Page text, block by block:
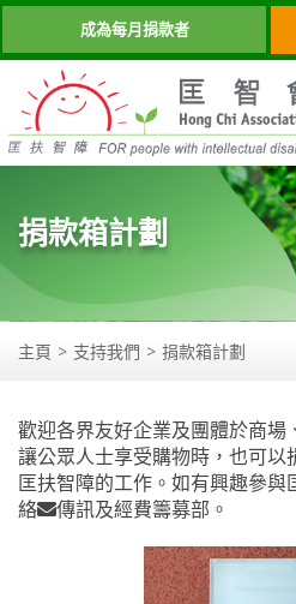
成為每月捐款者
捐款箱計劃
主頁 支持我們 捐款箱計劃
歡迎各界友好企業及團體於商場
讓公眾人士享受購物時，也可以
匡扶智障的工作。如有興趣參
絡
傳訊及經費籌募部 。